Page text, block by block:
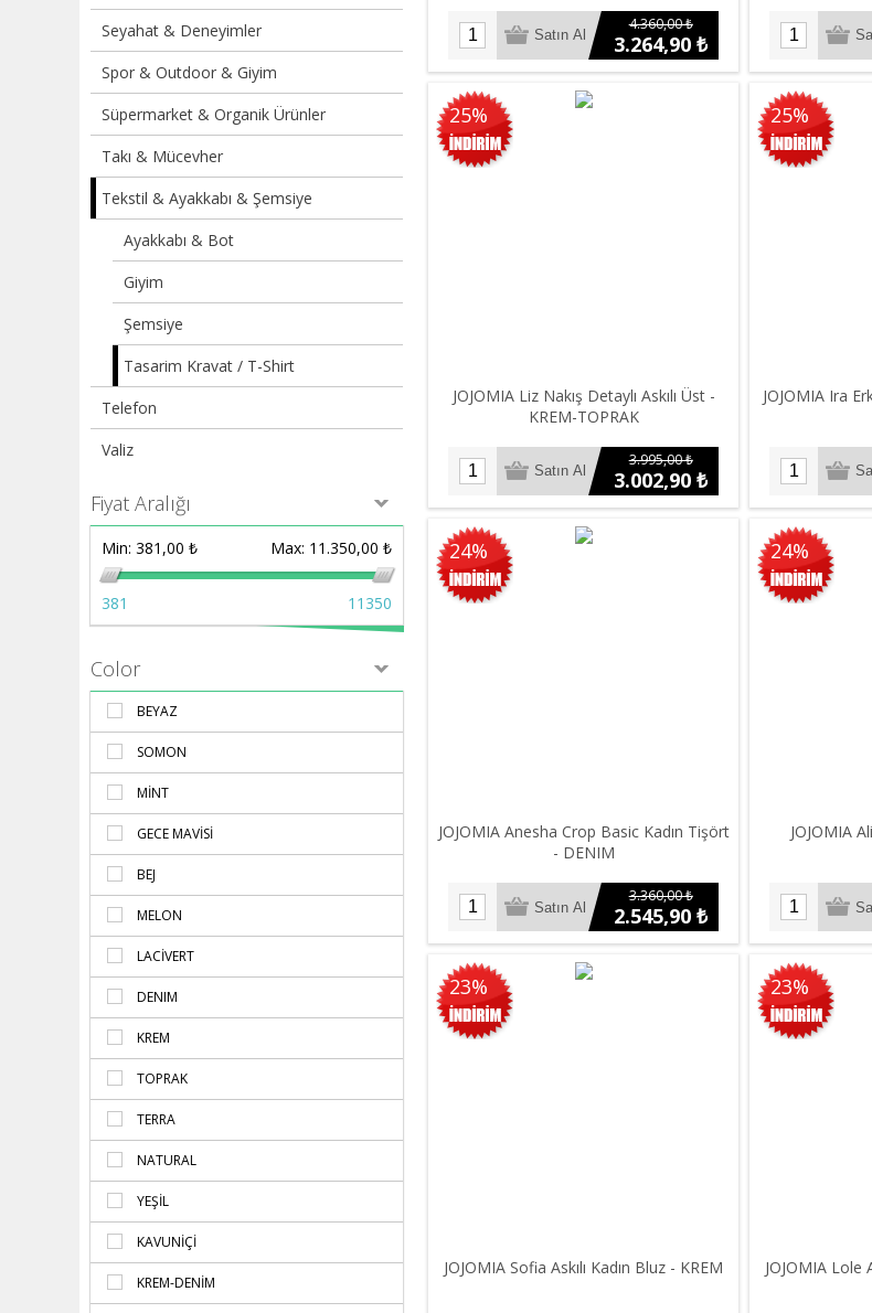
Seyahat & Deneyimler
Spor & Outdoor & Giyim
Süpermarket & Organik Ürünler
Takı & Mücevher
Tekstil & Ayakkabı & Şemsiye
Ayakkabı & Bot
Giyim
Şemsiye
Tasarim Kravat / T-Shirt
Telefon
Valiz
Fiyat Aralığı
Min: 381,00 ₺ Max: 11.350,00 ₺
381 11350
Color
BEYAZ
SOMON
MINT
GECE MAVISI
BEJ
MELON
LACIVERT
DENIM
KREM
TOPRAK
TERRA
NATURAL
YEŞİL
KAVUNIÇI
KREM-DENİM
4.360,00 ₺
3.264,90 ₺
25%
JOJOMIA Liz Nakış Detaylı Askılı Üst -
KREM-TOPRAK
3.995,00 ₺
3.002,90 ₺
25%
JOJOMIA Ira
24%
JOJOMIA Anesha Crop Basic Kadın Tişört
- DENIM
3.360,00 ₺
2.545,90 ₺
24%
JOJOMIA
23%
JOJOMIA Sofia Askılı Kadın Bluz - KREM
23%
JOJOMIA Lole